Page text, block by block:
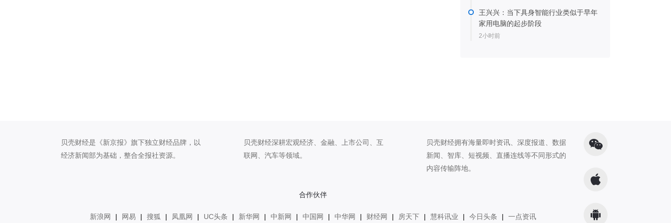
王兴兴：当下具身智能行业类似于早年
家用电脑的起步阶段
2小时前
贝壳财经是《新京报》旗下独立财经品牌，以
经济新闻部为基础，整合全报社资源。
贝壳财经深耕宏观经济、金融、上市公司、互
联网、汽车等领域。
贝壳财经拥有海量即时资讯、深度报道、数据
新闻、智库、短视频、直播连线等不同形式的
内容传输阵地。
合作伙伴
新浪网 | 网易 | 搜狐 | 凤凰网 | UC头条 | 新华网 | 中新网 | 中国网 | 中华网 | 财经网 | 房天下 | 慧科讯业 | 今日头条 | 一点资讯